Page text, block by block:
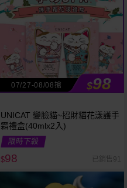
07/27-08/08搶 $98
UNICAT 變臉貓~招財貓花漾護手
霜禮盒(40mlx2入)
限時下殺
$98 已銷售91